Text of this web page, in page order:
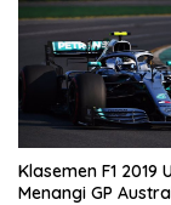
Klasemen F1 2019
Menangi GP